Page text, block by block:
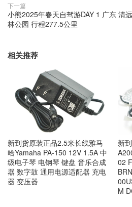
下一篇
小熊2025年春天自驾游DAY 1 广东 清
林公园 行程277.5公里
相关推荐
新到货原装正品2.5米长线雅马
哈Yamaha PA-150 12V 1.5A 中
级电子琴 电钢琴 键盘 音乐合成
器 数字鼓 通用电源适配器 充电
器 变压器
新
02
M